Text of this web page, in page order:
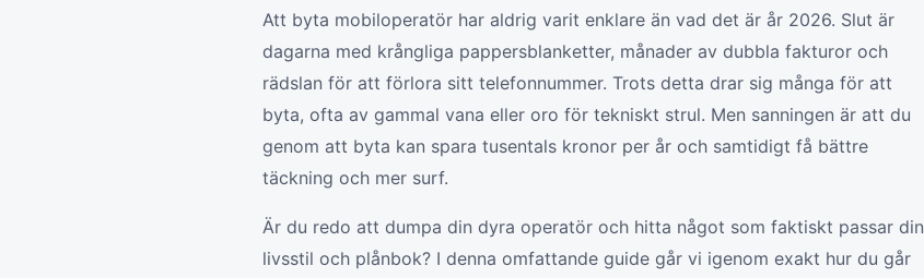
Att byta mobiloperatör har aldrig varit enklare än vad det är år 2026. Slut är
dagarna med krångliga pappersblanketter, månader av dubbla fakturor och
rädslan för att förlora sitt telefonnummer. Trots detta drar sig många för att
byta, ofta av gammal vana eller oro för tekniskt strul. Men sanningen är att du
genom att byta kan spara tusentals kronor per år och samtidigt få bättre
täckning och mer surf.
Är du redo att dumpa din dyra operatör och hitta något som faktiskt passar din
livsstil och plånbok? I denna omfattande guide går vi igenom exakt hur du går